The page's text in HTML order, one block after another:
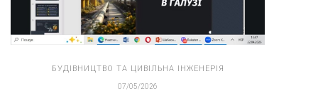
БУДІВНИЦТВО ТА ЦИВІЛЬНА ІНЖЕНЕРІЯ
07/05/2026